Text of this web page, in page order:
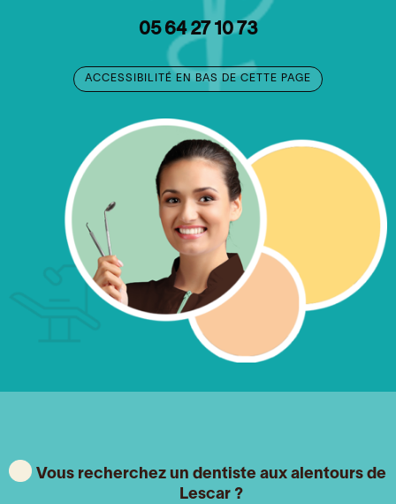
05 64 27 10 73
ACCESSIBILITÉ EN BAS DE CETTE PAGE
Vous recherchez un dentiste aux alentours de
Lescar ?